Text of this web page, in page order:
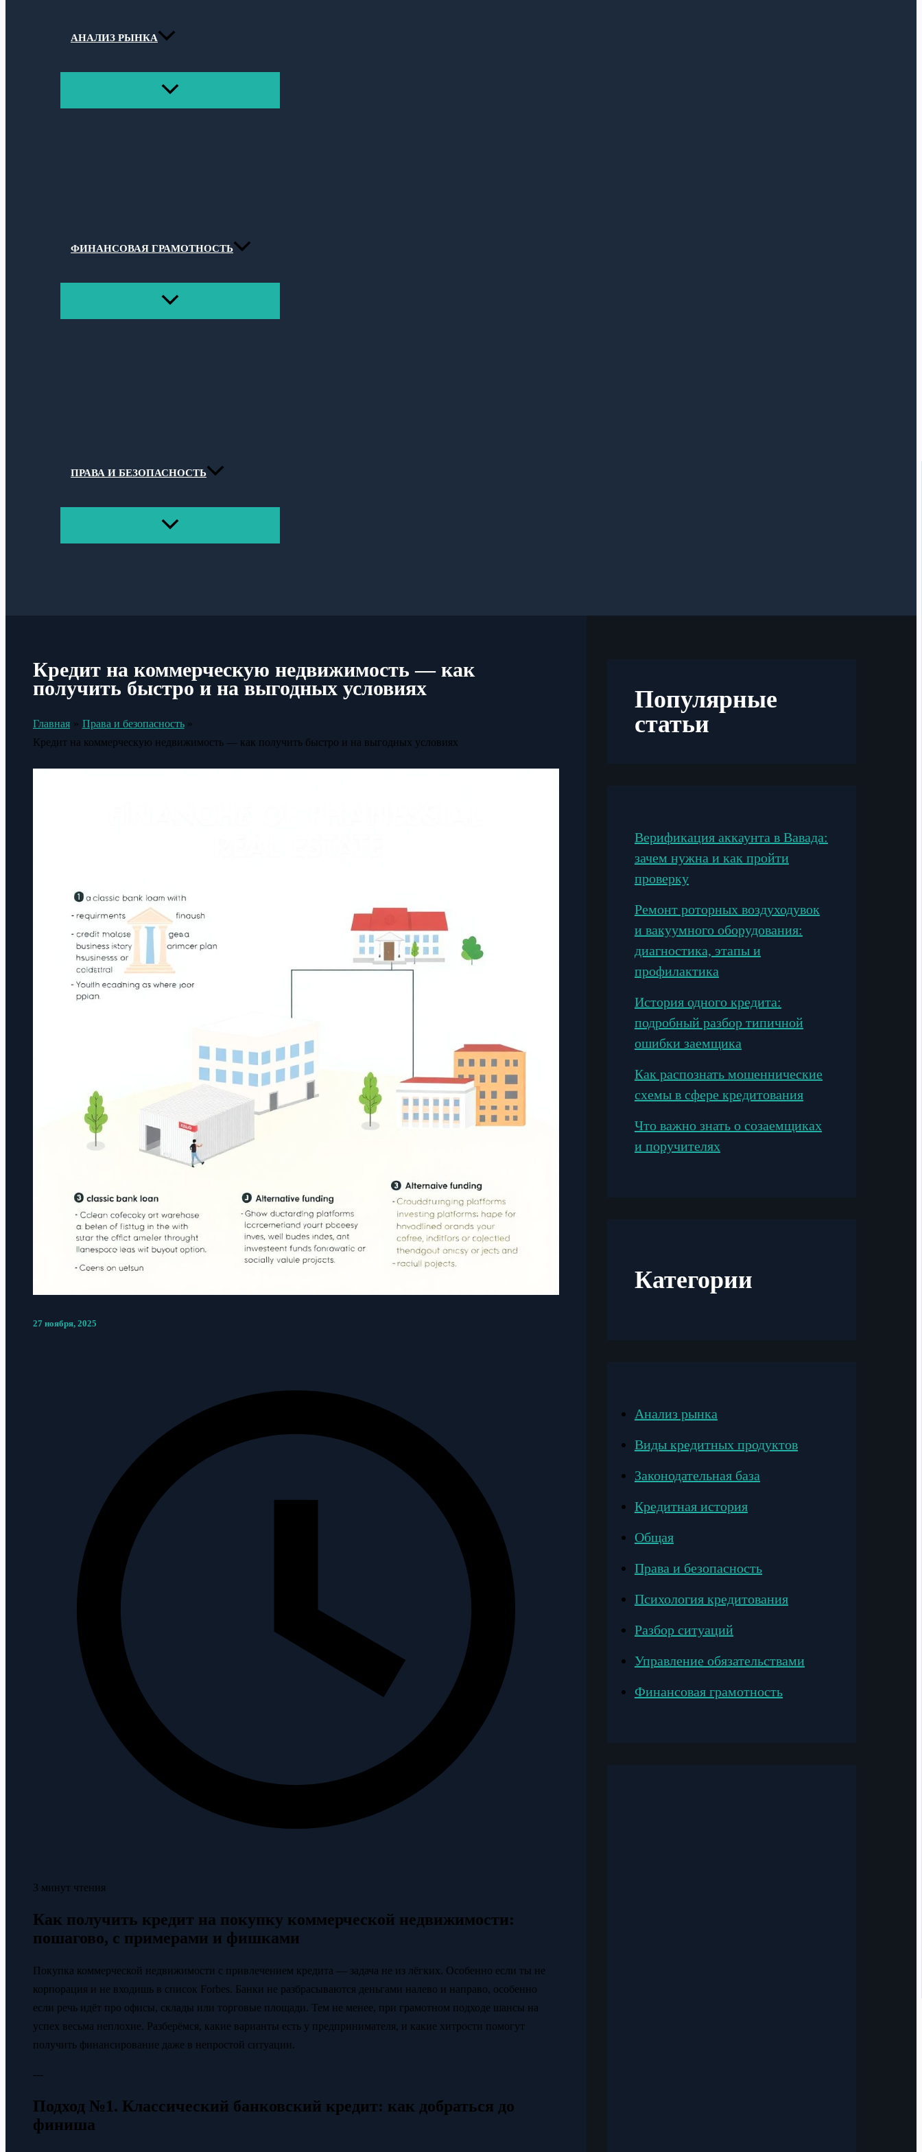
АНАЛИЗ РЫНКА
ПЕРЕКЛЮЧАТЕЛЬ
ФИНАНСОВАЯ ГРАМОТНОСТЬ
ПЕРЕКЛЮЧАТЕЛЬ
ПРАВА И БЕЗОПАСНОСТЬ
ПЕРЕКЛЮЧАТЕЛЬ
Кредит на коммерческую недвижимость — как
получить быстро и на выгодных условиях
Главная
Права и безопасность
Кредит на коммерческую недвижимость — как получить быстро и на выгодных условиях
27 ноября, 2025
3 минут чтения
Как получить кредит на покупку коммерческой недвижимости:
пошагово, с примерами и фишками
Покупка коммерческой недвижимости с привлечением кредита — задача не из лёгких. Особенно если ты не
корпорация и не входишь в список Forbes. Банки не разбрасываются деньгами налево и направо, особенно
если речь идёт про офисы, склады или торговые площади. Тем не менее, при грамотном подходе шансы на
успех весьма неплохие. Разберёмся, какие варианты есть у предпринимателя, и какие хитрости помогут
получить финансирование даже в непростой ситуации.
---
Подход №1. Классический банковский кредит: как добраться до
финиша
Популярные
статьи
Верификация аккаунта в Вавада:
зачем нужна и как пройти
проверку
Ремонт роторных воздуходувок
и вакуумного оборудования:
диагностика, этапы и
профилактика
История одного кредита:
подробный разбор типичной
ошибки заемщика
Как распознать мошеннические
схемы в сфере кредитования
Что важно знать о созаемщиках
и поручителях
Категории
Анализ рынка
Виды кредитных продуктов
Законодательная база
Кредитная история
Общая
Права и безопасность
Психология кредитования
Разбор ситуаций
Управление обязательствами
Финансовая грамотность